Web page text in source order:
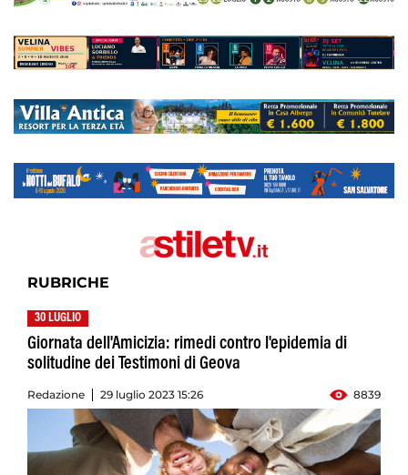
RUBRICHE
30 LUGLIO
Giornata dell'Amicizia: rimedi contro l'epidemia di
solitudine dei Testimoni di Geova
Redazione 29 luglio 2023 15:26 8839